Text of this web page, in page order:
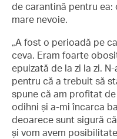
de carantină pentru ea:
mare nevoie.
„A fost o perioadă pe
ceva. Eram foarte
epuizată de la zi la zi.
pentru că a trebuit să
spune că am profitat
odihni și a-mi încarca
deoarece sunt sigură
și vom avem